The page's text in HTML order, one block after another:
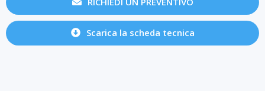
Scarica la scheda tecnica